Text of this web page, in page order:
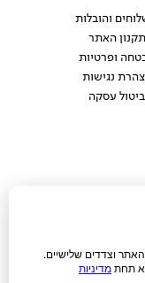
והובלות
תקנון האתר
ופרטיות
נגישות
ביטול עסקה